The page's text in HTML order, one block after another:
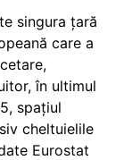
singura țară
care a
în ultimul
spațiul
cheltuielile
Eurostat